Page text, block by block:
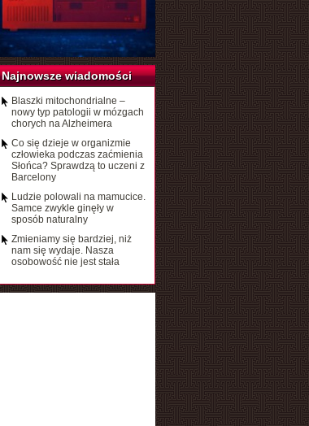
Najnowsze wiadomości
Blaszki mitochondrialne –
nowy typ patologii w mózgach
chorych na Alzheimera
Co się dzieje w organizmie
człowieka podczas zaćmienia
Słońca? Sprawdzą to uczeni z
Barcelony
Ludzie polowali na mamucice.
Samce zwykle ginęły w
sposób naturalny
Zmieniamy się bardziej, niż
nam się wydaje. Nasza
osobowość nie jest stała